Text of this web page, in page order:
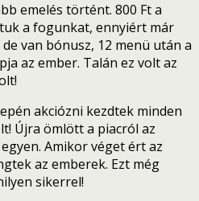
emelés történt. 800 Ft a
a fogunkat, ennyiért már
van bónusz, 12 menü után a
az ember. Talán ez volt az
akciózni kezdtek minden
Újra ömlött a piacról az
Amikor véget ért az
az emberek. Ezt még
sikerrel!